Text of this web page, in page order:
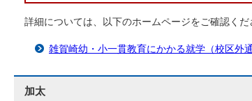
詳細については、以下のホームページをご確認くだ
雑賀崎幼・小一貫教育にかかる就学（校区外
加太